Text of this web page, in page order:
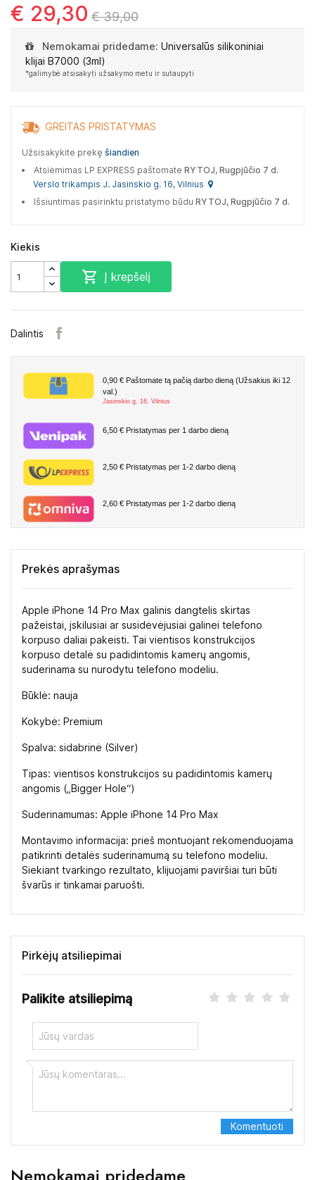
€ 29,30 € 39,00
Nemokamai pridedame: Universalūs silikoniniai
klijai B7000 (3ml)
*galimybė atsisakyti užsakymo metu ir sutaupyti
GREITAS PRISTATYMAS
Užsisakykite prekę šiandien
Atsiėmimas LP EXPRESS paštomate RYTOJ, Rugpjūčio 7 d.
Verslo trikampis J. Jasinskio g. 16, Vilnius
Išsiuntimas pasirinktu pristatymo būdu RYTOJ, Rugpjūčio 7 d.
Kiekis
 Į krepšelį
Dalintis
0,90 € Paštomate tą pačią darbo dieną (Užsakius iki 12
val.)
Jasinskio g. 16, Vilnius
6,50 € Pristatymas per 1 darbo dieną
2,50 € Pristatymas per 1-2 darbo dieną
2,60 € Pristatymas per 1-2 darbo dieną
Prekės aprašymas
Apple iPhone 14 Pro Max galinis dangtelis skirtas
pažeistai, įskilusiai ar susidėvėjusiai galinei telefono
korpuso daliai pakeisti. Tai vientisos konstrukcijos
korpuso detalė su padidintomis kamerų angomis,
suderinama su nurodytu telefono modeliu.
Būklė: nauja
Kokybė: Premium
Spalva: sidabrinė (Silver)
Tipas: vientisos konstrukcijos su padidintomis kamerų
angomis („Bigger Hole“)
Suderinamumas: Apple iPhone 14 Pro Max
Montavimo informacija: prieš montuojant rekomenduojama
patikrinti detalės suderinamumą su telefono modeliu.
Siekiant tvarkingo rezultato, klijuojami paviršiai turi būti
švarūs ir tinkamai paruošti.
Pirkėjų atsiliepimai
Palikite atsiliepimą